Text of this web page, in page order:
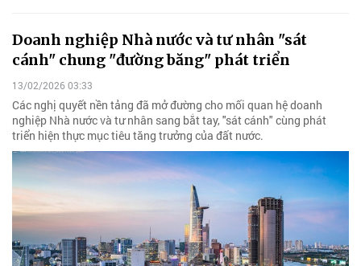
Doanh nghiệp Nhà nước và tư nhân "sát
cánh" chung "đường băng" phát triển
13/02/2026 03:33
Các nghị quyết nền tảng đã mở đường cho mối quan hệ doanh
nghiệp Nhà nước và tư nhân sang bắt tay, "sát cánh" cùng phát
triển hiện thực mục tiêu tăng trưởng của đất nước.